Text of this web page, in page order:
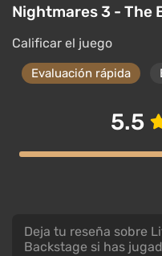
Nightmares 3 - The
Calificar el juego
Evaluación rápida
5.5